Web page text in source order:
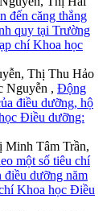
đến căng thẳng
quy tại Trường
chí Khoa học
Thị Thu Hảo
Nguyễn , Động
điều dưỡng, hộ
Điều dưỡng:
Minh Tâm Trần,
một số tiêu chí
điều dưỡng năm
Khoa học Điều